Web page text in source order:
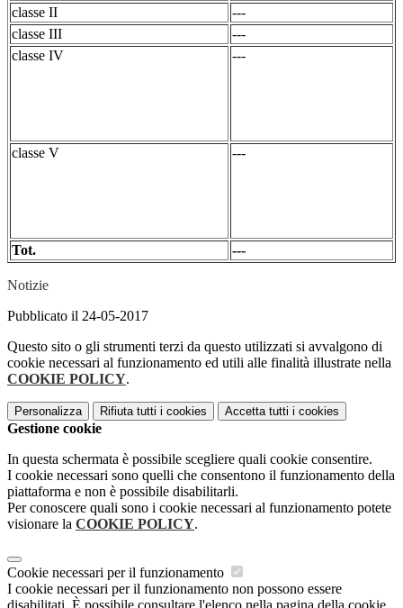
classe II
---
classe III
---
classe IV
---
classe V ---
Tot. ---
Notizie
Pubblicato il 24-05-2017
Questo sito o gli strumenti terzi da questo utilizzati si avvalgono di
cookie necessari al funzionamento ed utili alle finalità illustrate nella
COOKIE POLICY.
Personalizza Rifiuta tutti i cookies Accetta tutti i cookies
Gestione cookie
In questa schermata è possibile scegliere quali cookie consentire.
I cookie necessari sono quelli che consentono il funzionamento della
piattaforma e non è possibile disabilitarli.
Per conoscere quali sono i cookie necessari al funzionamento potete
visionare la COOKIE POLICY.
Cookie necessari per il funzionamento
I cookie necessari per il funzionamento non possono essere
disabilitati. È possibile consultare l'elenco nella pagina della cookie